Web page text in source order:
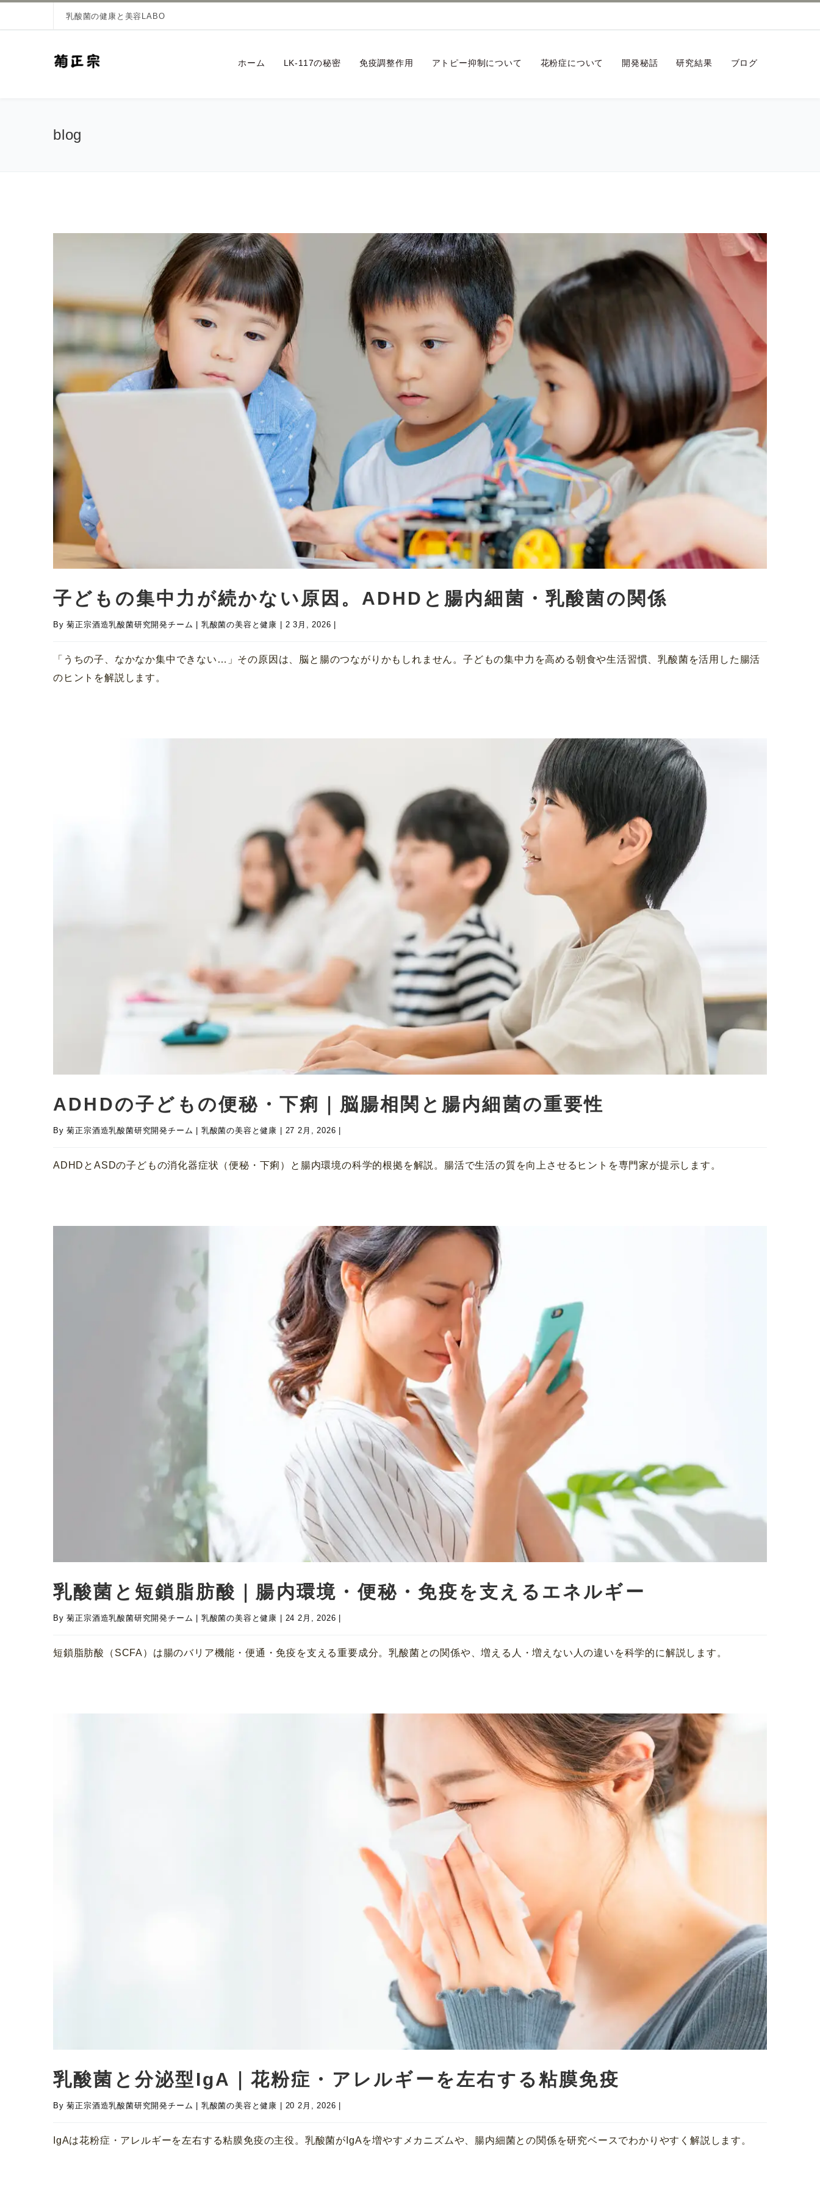
乳酸菌の健康と美容LABO
ホーム LK-117の秘密 免疫調整作用 アトピー抑制について 花粉症について 開発秘話 研究結果 ブログ
blog
子どもの集中力が続かない原因。ADHDと腸内細菌・乳酸菌の関係
By菊正宗酒造乳酸菌研究開発チーム 乳酸菌の美容と健康 2 3月, 2026
「うちの子、なかなか集中できない…」その原因は、脳と腸のつながりかもしれません。子どもの集中力を高める朝食や生活習慣、乳酸菌を活用した腸活
のヒントを解説します。
ADHDの子どもの便秘・下痢｜脳腸相関と腸内細菌の重要性
By菊正宗酒造乳酸菌研究開発チーム 乳酸菌の美容と健康 27 2月, 2026
ADHDとASDの子どもの消化器症状（便秘・下痢）と腸内環境の科学的根拠を解説。腸活で生活の質を向上させるヒントを専門家が提示します。
乳酸菌と短鎖脂肪酸｜腸内環境・便秘・免疫を支えるエネルギー
By菊正宗酒造乳酸菌研究開発チーム 乳酸菌の美容と健康 24 2月, 2026
短鎖脂肪酸（SCFA）は腸のバリア機能・便通・免疫を支える重要成分。乳酸菌との関係や、増える人・増えない人の違いを科学的に解説します。
乳酸菌と分泌型IgA｜花粉症・アレルギーを左右する粘膜免疫
By菊正宗酒造乳酸菌研究開発チーム 乳酸菌の美容と健康 20 2月, 2026
IgAは花粉症・アレルギーを左右する粘膜免疫の主役。乳酸菌がIgAを増やすメカニズムや、腸内細菌との関係を研究ベースでわかりやすく解説します。